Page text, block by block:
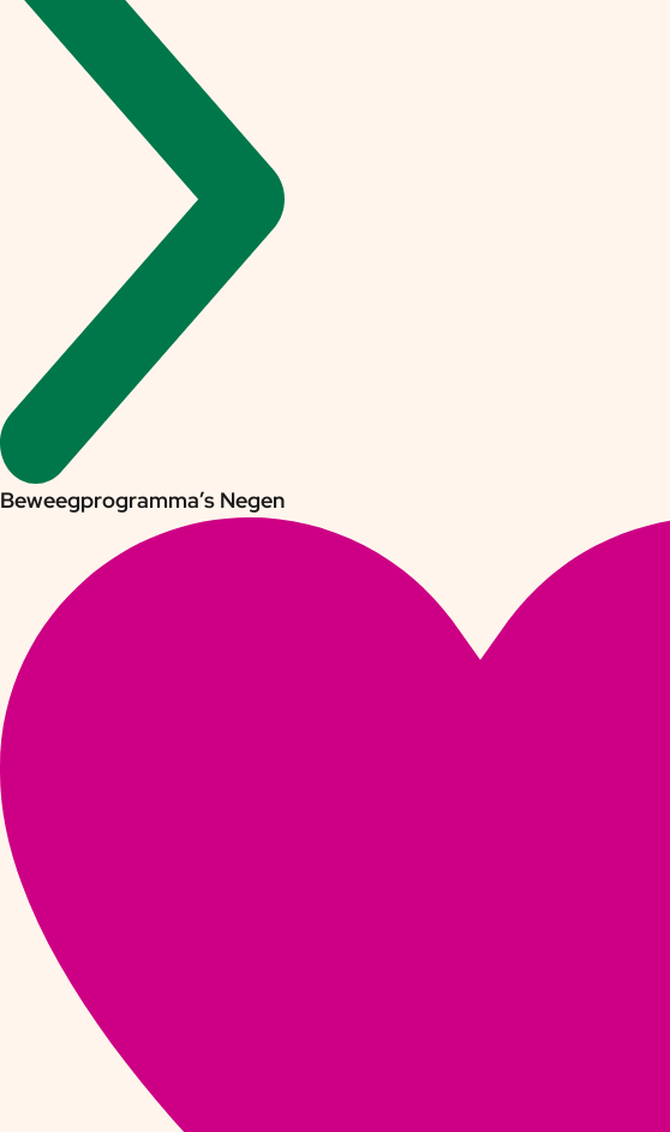
Beweegprogramma’s Negen